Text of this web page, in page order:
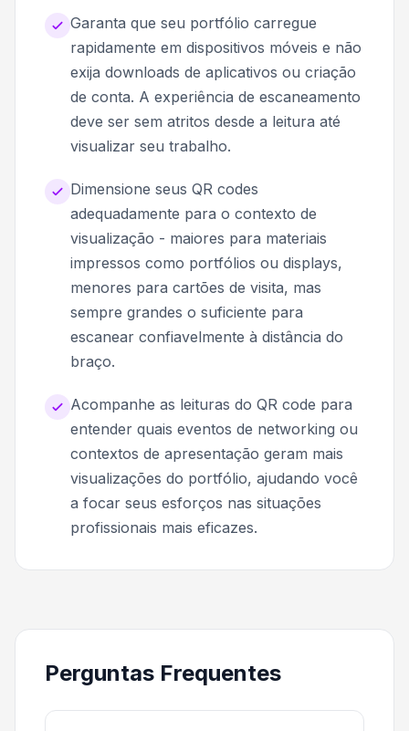
Garanta que seu portfólio carregue
rapidamente em dispositivos móveis e não
exija downloads de aplicativos ou criação
de conta. A experiência de escaneamento
deve ser sem atritos desde a leitura até
visualizar seu trabalho.
Dimensione seus QR codes
adequadamente para o contexto de
visualização - maiores para materiais
impressos como portfólios ou displays,
menores para cartões de visita, mas
sempre grandes o suficiente para
escanear confiavelmente à distância do
braço.
Acompanhe as leituras do QR code para
entender quais eventos de networking ou
contextos de apresentação geram mais
visualizações do portfólio, ajudando você
a focar seus esforços nas situações
profissionais mais eficazes.
Perguntas Frequentes